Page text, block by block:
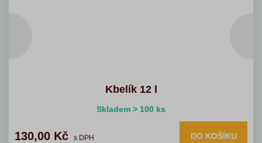
Kbelík 12 l
Skladem > 100 ks
130,00 Kč s DPH DO KOŠÍKU